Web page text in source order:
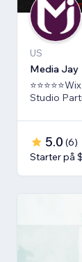
US
Media Jay
⭐⭐⭐⭐⭐Wix Studio
Studio
5.0 (6)
Starter på